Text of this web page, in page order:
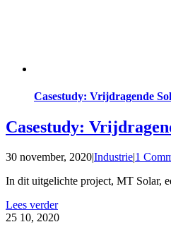
Casestudy: Vrijdragende
Casestudy:
30 november, 2020|Industrie|1
In dit uitgelichte project, MT Solar,
Lees verder
25 10, 2020